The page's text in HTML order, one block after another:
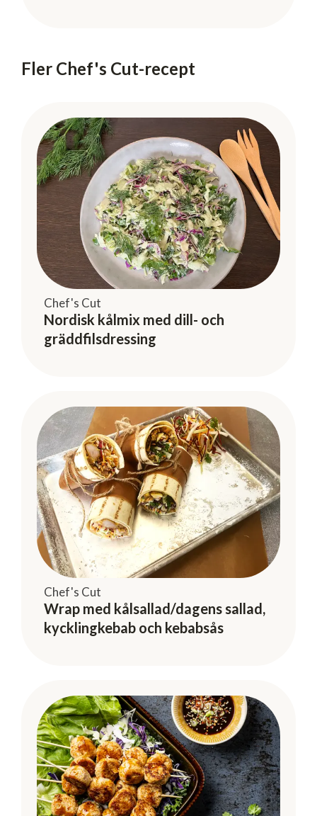
Fler Chef's Cut-recept
Chef's Cut
Nordisk kålmix med dill- och
gräddfilsdressing
Chef's Cut
Wrap med kålsallad/dagens sallad,
kycklingkebab och kebabsås